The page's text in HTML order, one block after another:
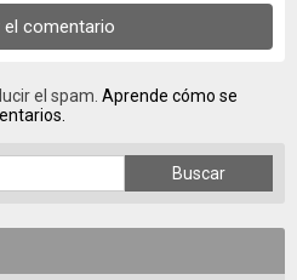
el spam. Aprende cómo se